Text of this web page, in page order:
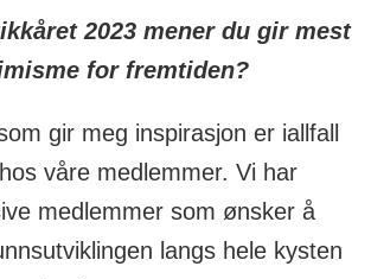
verden komme med sine
rundt året vi snart legger
en ny artikkel hver dag.
2023 mener du gir mest
for fremtiden?
gir meg inspirasjon er iallfall
våre medlemmer. Vi har
medlemmer som ønsker å
langs hele kysten